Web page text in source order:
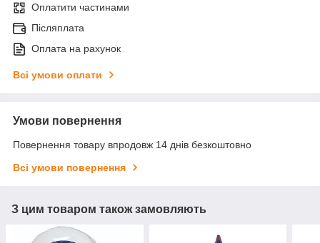
Оплатити частинами
Післяплата
Оплата на рахунок
Всі умови оплати
Умови повернення
Повернення товару впродовж 14 днів безкоштовно
Всі умови повернення
З цим товаром також замовляють